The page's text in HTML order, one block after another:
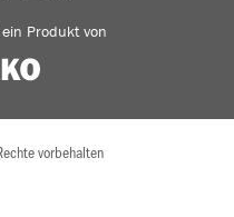
Produkt von
vorbehalten